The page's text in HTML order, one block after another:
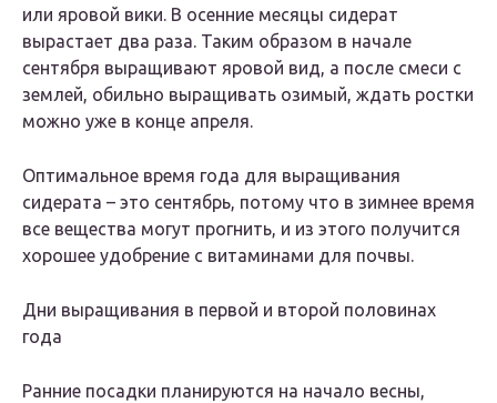
или яровой вики. В осенние месяцы сидерат
вырастает два раза. Таким образом в начале
сентября выращивают яровой вид, а после смеси с
землей, обильно выращивать озимый, ждать ростки
можно уже в конце апреля.
Оптимальное время года для выращивания
сидерата – это сентябрь, потому что в зимнее время
все вещества могут прогнить, и из этого получится
хорошее удобрение с витаминами для почвы.
Дни выращивания в первой и второй половинах
года
Ранние посадки планируются на начало весны,